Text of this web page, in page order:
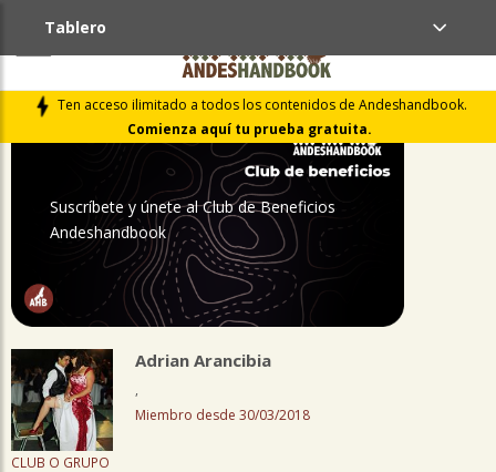
Ten acceso ilimitado a todos los contenidos de Andeshandbook.
Comienza aquí tu prueba gratuita.
Tablero
Suscríbete y únete al Club de Beneficios
Andeshandbook
Adrian Arancibia
,
Miembro desde 30/03/2018
CLUB O GRUPO